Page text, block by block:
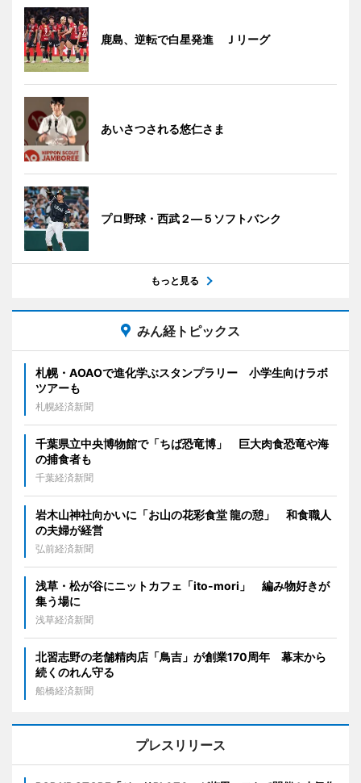
鹿島、逆転で白星発進 Ｊリーグ
あいさつされる悠仁さま
プロ野球・西武２―５ソフトバンク
もっと見る
みん経トピックス
札幌・AOAOで進化学ぶスタンプラリー 小学生向けラボ
ツアーも
札幌経済新聞
千葉県立中央博物館で「ちば恐竜博」 巨大肉食恐竜や海
の捕食者も
千葉経済新聞
岩木山神社向かいに「お山の花彩食堂 龍の憩」 和食職人
の夫婦が経営
弘前経済新聞
浅草・松が谷にニットカフェ「ito-mori」 編み物好きが
集う場に
浅草経済新聞
北習志野の老舗精肉店「鳥吉」が創業170周年 幕末から
続くのれん守る
船橋経済新聞
プレスリリース